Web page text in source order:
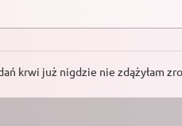
krwi już nigdzie nie zdążyłam